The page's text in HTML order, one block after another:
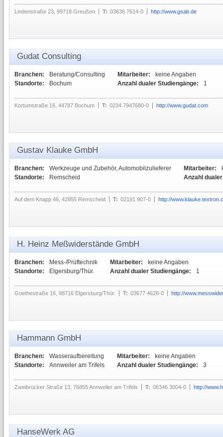
Lindenstraße 23, 99718 Greußen T: 03636 7614-0 http://www.gsab.de
Gudat Consulting
Branchen:
Beratung/Consulting
Standorte:
Bochum
Mitarbeiter:
keine Angaben
Anzahl dualer Studiengänge:
1
Kortumstraße 16, 44787 Bochum T: 0234 7947680-0 http://www.gudat.com
Gustav Klauke GmbH
Branchen:
Werkzeuge und Zubehör, Automobilzulieferer
Standorte:
Remscheid
Mitarbeiter:
Anzahl
Auf dem Knapp 46, 42855 Remscheid T: 02191 907-0 http://
H. Heinz Meßwiderstände GmbH
Branchen:
Mess-/Prüftechnik
Standorte:
Elgersburg/Thür.
Mitarbeiter:
keine Angaben
Anzahl dualer Studiengänge:
1
Goethestraße 16, 98716 Elgersburg/Thür. T: 03677 4628-0 http://
Hammann GmbH
Branchen:
Wasseraufbereitung
Standorte:
Annweiler am Trifels
Mitarbeiter:
keine Angaben
Anzahl dualer Studiengänge:
3
Zweibrücker Straße 13, 76855 Annweiler am Trifels T: 06346 3004-0 http://
HanseWerk AG